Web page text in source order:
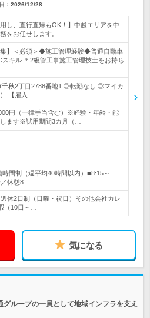
： 2026/12/28
し、直行直帰もOK！】中越エリアを中
をお任せします。
集】＜必須＞◆施工管理経験◆普通自動車
キル ＊2級管工事施工管理技士をお持ち
千秋2丁目2788番地1 ◎転勤なし ◎マイカ
【雇入…
円（一律手当含む）※経験・年齢・能
ます※試用期間3カ月（…
間制（週平均40時間以内）■8:15～
休憩8…
休2日制（日曜・祝日）その他会社カレ
（10日～…
気になる
ループの一員として地域インフラを支え